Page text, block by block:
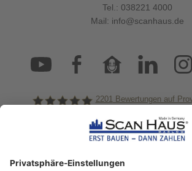
Tel.: 038221 4000
Mail: info@scanhaus.de
ScanHaus Marlow
2201 Bewertungen auf